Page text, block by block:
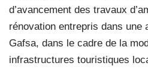
d’avancement des travaux
rénovation entrepris dans une
Gafsa, dans le cadre de la
infrastructures touristiques